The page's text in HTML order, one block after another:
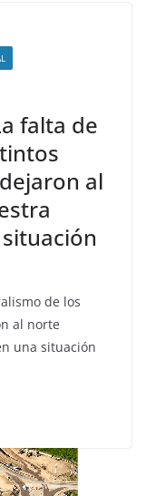
falta de
al
de los
al norte
una situación